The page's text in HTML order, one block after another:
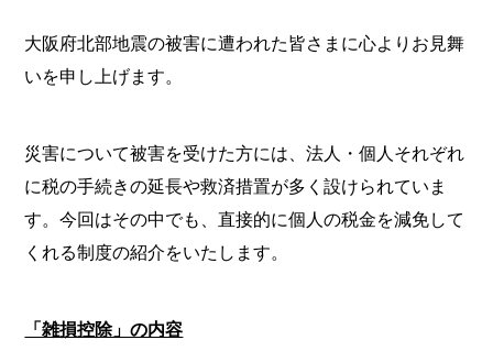
大阪府北部地震の被害に遭われた皆さまに心よりお見舞
いを申し上げます。
災害について被害を受けた方には、法人・個人それぞれ
に税の手続きの延長や救済措置が多く設けられていま
す。今回はその中でも、直接的に個人の税金を減免して
くれる制度の紹介をいたします。
「雑損控除」の内容